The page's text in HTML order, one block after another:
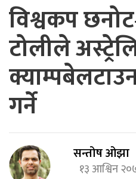
विश्वकप
टोलीले
गर्ने
सन्तोष ओझा
१३ आश्विन